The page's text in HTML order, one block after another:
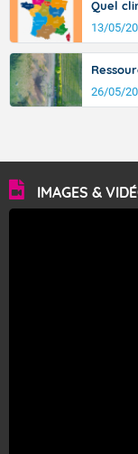
Quel
13/05/
26/05/
IMAGES &